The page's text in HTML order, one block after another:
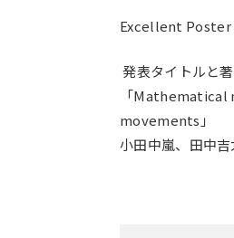
Excellent Poster
発表タイトルと著
「
movements」
小田中嵐、田中吉